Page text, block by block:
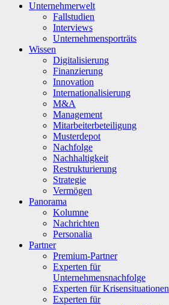
Unternehmerwelt
Fallstudien
Interviews
Unternehmensporträts
Wissen
Digitalisierung
Finanzierung
Innovation
Internationalisierung
M&A
Management
Mitarbeiterbeteiligung
Musterdepot
Nachfolge
Nachhaltigkeit
Restrukturierung
Strategie
Vermögen
Panorama
Kolumne
Nachrichten
Personalia
Partner
Premium-Partner
Experten für
Unternehmensnachfolge
Experten für Krisensituationen
Experten für